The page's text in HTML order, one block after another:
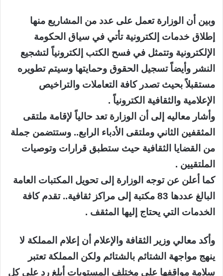
وبين أن الوزارة تعمل على عدد من المشاريع منها
إطلاق خدمات إلكترونية تأتي في سياق الحكومة
الإلكترونية وتتمثل في فسح الكتب إلكترونياً لتشجيع
النشر وأيضاً تسجيل الحقوق وحمايتها وسيتم تطويره
مستقبلاً بحيث تصدر كافة التعاملات والتراخيص
الإعلامية والثقافية الكترونياً .
وأشار معاليه إلى أن الوزارة تعد حالياً لإقامة ملتقى
المثقفين الثاني وملتقى الأدباء الرابع.. وستتضمن جملة
من القضايا الثقافية حيث ستطبق قرارات وتوصيات
الملتقيين .
كما أعلن عن توجه الوزارة إلى تحويل المكتبات العامة
البالغ عددها 83 مكتبة إلى مراكز ثقافية.. تقدم كافة
الخدمات التي يحتاج إليها المثقف .
وأكد معالي وزير الثقافة والإعلام أن إعلام المملكة لا
ينهج مواجهة الشتائم بالشتائم ولكن المملكة تعتبر
سلامة مواقفها على مختلف المستويات أبلغ رد على كل